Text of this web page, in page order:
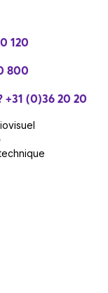
120
800
(0)36 20 20